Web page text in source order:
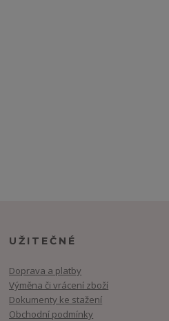
UŽITEČNÉ
Doprava a platby
Výměna či vrácení zboží
Dokumenty ke stažení
Obchodní podmínky